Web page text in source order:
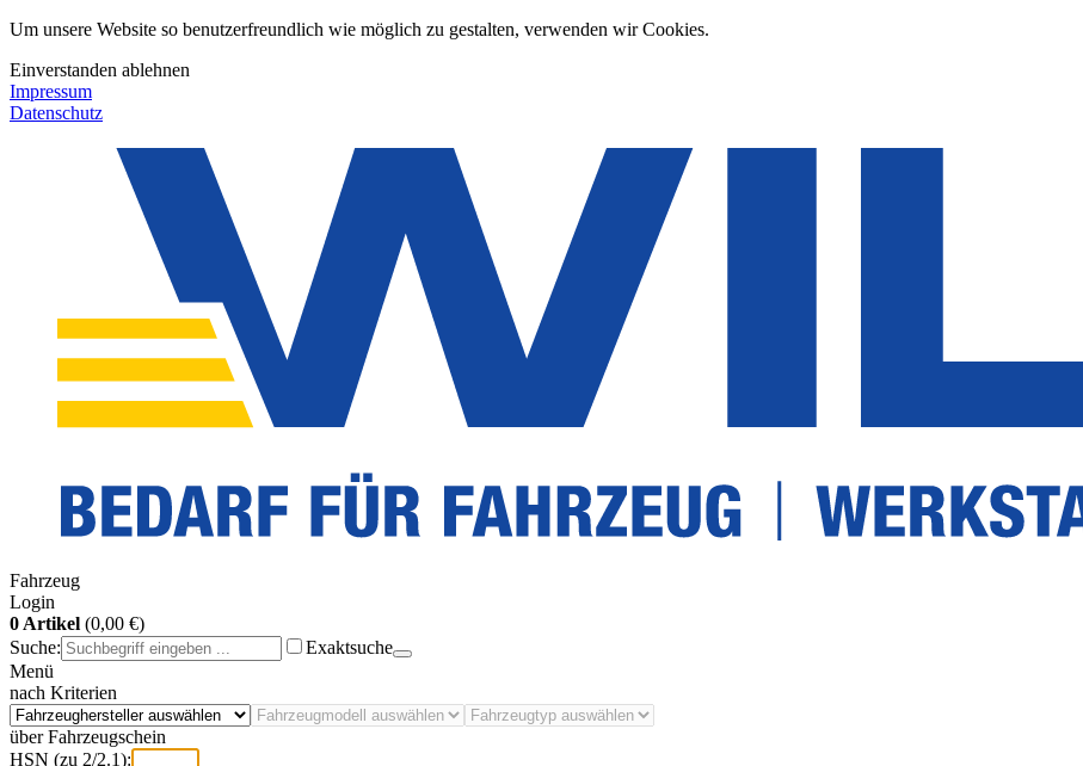
Um unsere Website so benutzerfreundlich wie möglich zu gestalten, verwenden wir Cookies.
Einverstanden ablehnen
Impressum
Datenschutz
Fahrzeug
Login
0 Artikel (0,00 €)
Suche:
Exaktsuche
Menü
nach Kriterien
über Fahrzeugschein
HSN (zu 2/2.1):